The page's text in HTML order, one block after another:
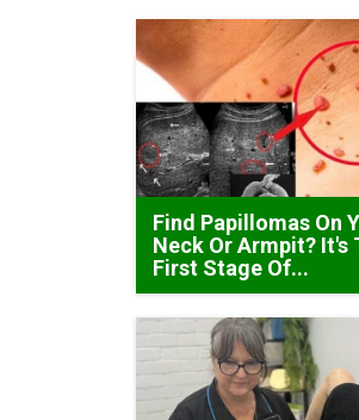
Find Papillomas On
Neck Or Armpit? It's
First Stage Of...